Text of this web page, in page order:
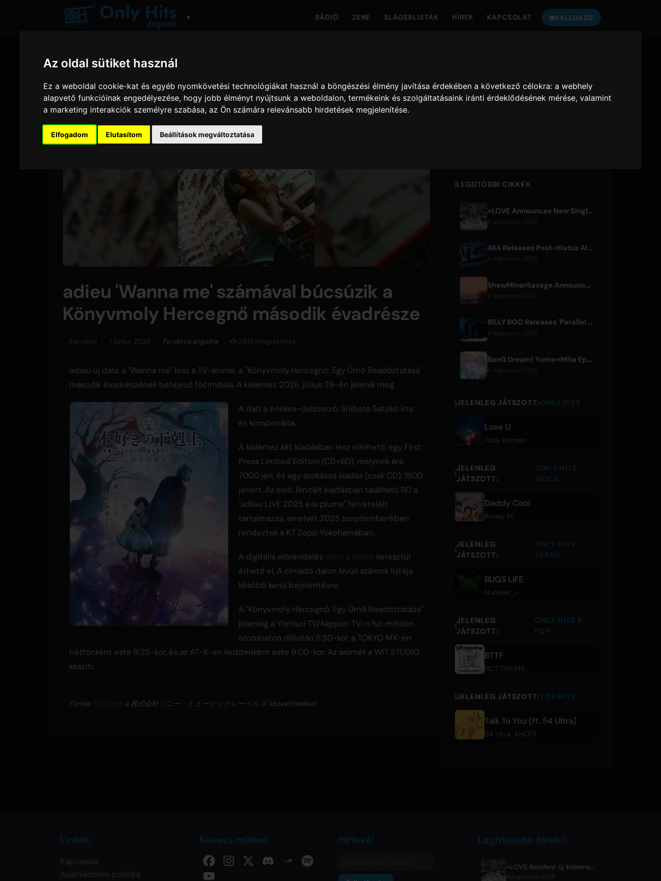
Az oldal sütiket használ
Ez a weboldal cookie-kat és egyéb nyomkövetési technológiákat használ a böngészési élmény javítása érdekében a következő célokra:a webhely
alapvető funkcióinak engedélyezése, hogy jobb élményt nyújtsunk a weboldalon,termékeink és szolgáltatásaink iránti érdeklődésének mérése, valamint
a marketing interakciók személyre szabása,az Ön számára relevánsabb hirdetések megjelenítése.
Elfogadom Elutasítom Beállítások megváltoztatása
▼ RÁDIÓ ZENE SLÁGERLISTÁK HÍREK KAPCSOLAT HALLGASD
adieu 'Wanna me' számával búcsúzik a
Könyvmoly Hercegnő második évadrésze
Samáltal 1 június 2026 Fordítva angolra 2,813 megtekintés
adieu új dala, a "Wanna me" lesz a TV-anime, a "Könyvmoly Hercegnő: Egy Úrnő Beadóztatása"
második évadrészének befejező főcímdala. A kislemez 2026. július 29-én jelenik meg.
A dalt a énekes-dalszerző, Shibata Satoko írta
és komponálta.
A kislemez két kiadásban lesz elérhető: egy First
Press Limited Edition (CD+BD), melynek ára
7000 jen, és egy szokásos kiadás (csak CD), 1500
jenért. Az első, limitált kiadásban található BD a
"adieu LIVE 2025 a la plume" felvételeit
tartalmazza, amelyet 2025 szeptemberében
rendeztek a KT Zepp Yokohamában.
A digitális előrendelés ezen a linken keresztül
érhető el. A címadó dalon kívüli számok listája
később kerül bejelentésre.
A "Könyvmoly Hercegnő: Egy Úrnő Beadóztatása"
jelenleg a Yomiuri TV/Nippon TV-n fut minden
szombaton délután 5:30-kor, a TOKYO MX-en
hétfőnként este 9:25-kor, és az AT-X-en keddenként este 9:00-kor. Az animét a WIT STUDIO
készíti.
Forrás: PR Times a 株式会社ソニー・ミュージックレーベルズ közvetítésével
A
JAPAN
RA
LEGUTÓBBI CIKKEK
=LOVE Announces New Single 'Koi, Hajimemashita.' and Tokyo Dome Concerts
8 augusztus 2026
AliA Releases Post-Hiatus Album 'mate', Announces Tokyo Live
ShowMinorSavage Announces New Digital Single 'Gradation'
BILLY BOO Releases 'Parallel Night-EP' Featuring TV Drama Theme Song
BanG Dream! Yume∞Mita Episode 8 Live Clip Released
JELENLEG JÁTSZOTT:ONLY HITS
Lose U
Toby Romeo
JELENLEG
JÁTSZOTT:
ONLY HITS
GOLD
Daddy Cool
Boney M.
JELENLEG
JÁTSZOTT:
ONLY HITS
JAPAN
BUGS LIFE
Number_i
JELENLEG
JÁTSZOTT:
ONLY HITS K-
POP
BTTF
NCT DREAM
JELENLEG JÁTSZOTT:TOP HITS
Talk To You (ft. 54 Ultra)
54 Ultra ANOTR
Linkek
Kapcsolat
Adatvédelmi politika
Kövess minket Hírlevél Legfrissebb hírek
=LOVE bejelent új kislemezt 'Koi, Hajimemashita.' címmel, és Tokiói Dóm koncerteket
8 augusztus 2026